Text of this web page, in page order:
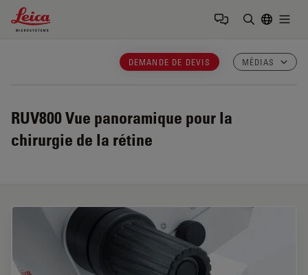
Leica Microsystems Logo
DEMANDE DE DEVIS MÉDIAS
RUV800Vue panoramique pour la
chirurgie de la rétine